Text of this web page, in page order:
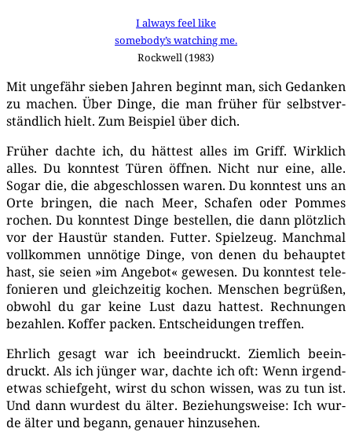
I always feel like
somebody’s wat­ching me.
Rock­well (1983)
Mit unge­fähr sie­ben Jah­ren beginnt man, sich Gedan­ken
zu machen. Über Din­ge, die man frü­her für selbst­ver­
ständ­lich hielt. Zum Bei­spiel über dich.
Frü­her dach­te ich, du hät­test alles im Griff. Wirk­lich
alles. Du konn­test Türen öff­nen. Nicht nur eine, alle.
Sogar die, die abge­schlos­sen waren. Du konn­test uns an
Orte brin­gen, die nach Meer, Scha­fen oder Pom­mes
rochen. Du konn­test Din­ge bestel­len, die dann plötz­lich
vor der Haus­tür stan­den. Fut­ter. Spiel­zeug. Manch­mal
voll­kom­men unnö­ti­ge Din­ge, von denen du behaup­tet
hast, sie sei­en »im Ange­bot« gewe­sen. Du konn­test tele­
fo­nie­ren und gleich­zei­tig kochen. Men­schen begrü­ßen,
obwohl du gar kei­ne Lust dazu hat­test. Rech­nun­gen
bezah­len. Kof­fer packen. Ent­schei­dun­gen treffen.
Ehr­lich gesagt war ich beein­druckt. Ziem­lich beein­
druckt. Als ich jün­ger war, dach­te ich oft: Wenn irgend­
et­was schief­geht, wirst du schon wis­sen, was zu tun ist.
Und dann wur­dest du älter. Bezie­hungs­wei­se: Ich wur­
de älter und begann, genau­er hinzusehen.